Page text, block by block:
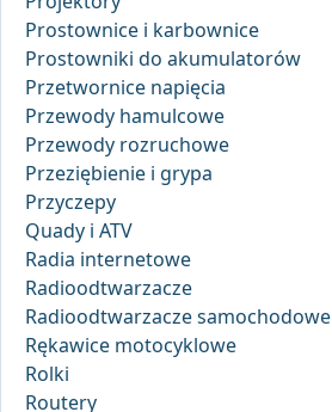
Prostownice i karbownice
Prostowniki do akumulatorów
Przetwornice napięcia
Przewody hamulcowe
Przewody rozruchowe
Przeziębienie i grypa
Przyczepy
Quady i ATV
Radia internetowe
Radioodtwarzacze
Radioodtwarzacze samochodowe
Rękawice motocyklowe
Rolki
Routery